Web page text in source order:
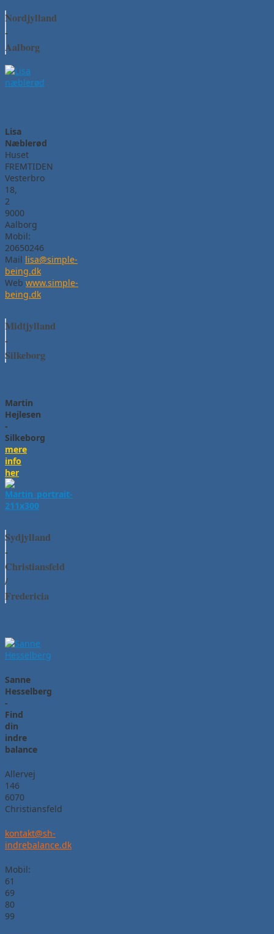
Nordjylland
-
Aalborg
Lisa
Næblerød
Huset
FREMTIDEN
Vesterbro
18,
2
9000
Aalborg
Mobil:
20650246
Mail lisa@simple-
being.dk
Web www.simple-
being.dk
Midtjylland
-
Silkeborg
Martin
Hejlesen
-
Silkeborg
mere
info
her
Sydjylland
-
Christiansfeld
/
Fredericia
Sanne
Hesselberg
-
Find
din
indre
balance
Allervej
146
6070
Christiansfeld
kontakt@sh-
indrebalance.dk
Mobil:
61
69
80
99